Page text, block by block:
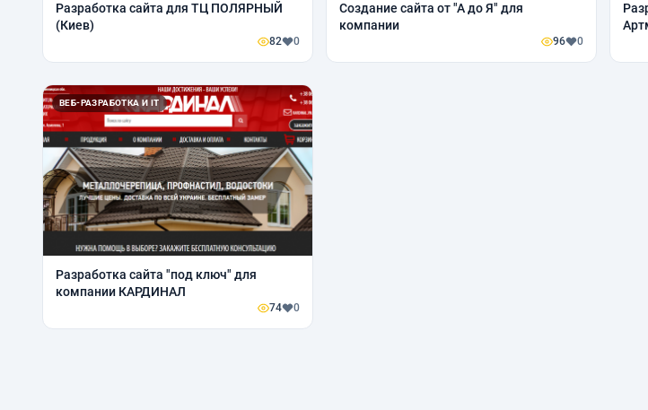
Разработка сайта для ТЦ ПОЛЯРНЫЙ
(Киев)
82 0
Создание сайта от "А до Я" для
компании
96 0
ВЕБ-РАЗРАБОТКА И IT
Разработка сайта "под ключ" для
компании КАРДИНАЛ
74 0